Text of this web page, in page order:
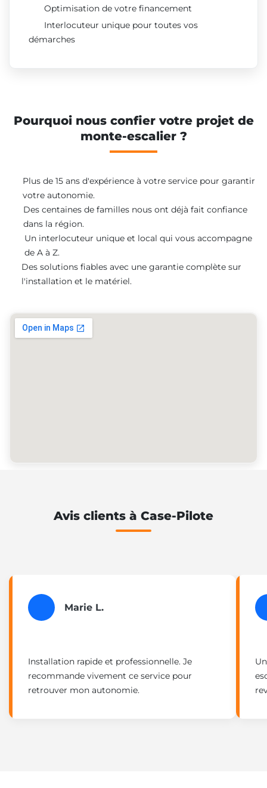
Optimisation de votre financement
Interlocuteur unique pour toutes vos
démarches
Pourquoi nous confier votre projet de
monte-escalier ?
Plus de 15 ans d'expérience à votre service pour garantir
votre autonomie.
Des centaines de familles nous ont déjà fait confiance
dans la région.
Un interlocuteur unique et local qui vous accompagne
de A à Z.
Des solutions fiables avec une garantie complète sur
l'installation et le matériel.
Avis clients à Case-Pilote
Marie L.
Installation rapide et professionnelle. Je
recommande vivement ce service pour
retrouver mon autonomie.